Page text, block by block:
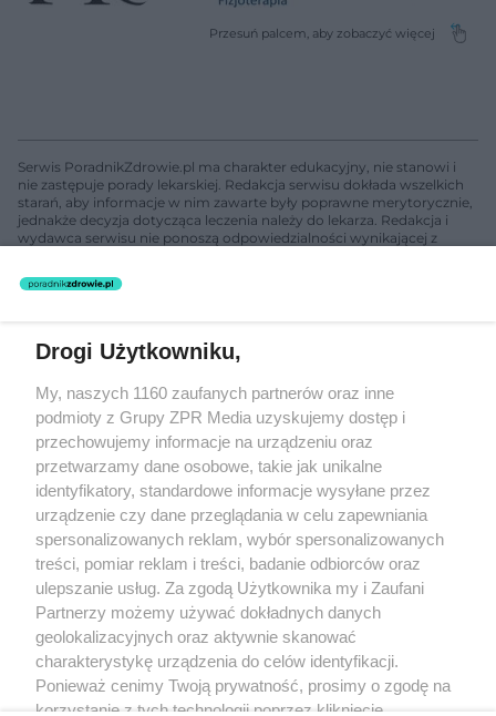
Serwis PoradnikZdrowie.pl ma charakter edukacyjny, nie stanowi i
nie zastępuje porady lekarskiej. Redakcja serwisu dokłada wszelkich
starań, aby informacje w nim zawarte były poprawne merytorycznie,
jednakże decyzja dotycząca leczenia należy do lekarza. Redakcja i
wydawca serwisu nie ponoszą odpowiedzialności wynikającej z
świadczeń zdrowotnych w rozumieniu art. 3 ust 1 ustawy o
rozpowszechniany lub dalej rozpowszechniany w jakikolwiek sposób
(w tym także elektroniczny lub mechaniczny) na jakimkolwiek polu
eksploatacji w jakiejkolwiek formie, włącznie z umieszczaniem w
Internecie bez pisemnej zgody właściciela praw. Jakiekolwiek użycie
lub wykorzystanie utworów w całości lub w części z naruszeniem
prawa, tzn. bez właściwej zgody, jest zabronione pod groźbą kary i
może być ścigane prawnie.
O nas
Informacje prawne
Drogi Użytkowniku,
My, naszych 1160 zaufanych partnerów oraz inne
podmioty z Grupy ZPR Media uzyskujemy dostęp i
przechowujemy informacje na urządzeniu oraz
przetwarzamy dane osobowe, takie jak unikalne
identyfikatory, standardowe informacje wysyłane przez
urządzenie czy dane przeglądania w celu zapewniania
spersonalizowanych reklam, wybór spersonalizowanych
treści, pomiar reklam i treści, badanie odbiorców oraz
ulepszanie usług. Za zgodą Użytkownika my i Zaufani
Partnerzy możemy używać dokładnych danych
geolokalizacyjnych oraz aktywnie skanować
charakterystykę urządzenia do celów identyfikacji.
Ponieważ cenimy Twoją prywatność, prosimy o zgodę na
korzystanie z tych technologii poprzez kliknięcie